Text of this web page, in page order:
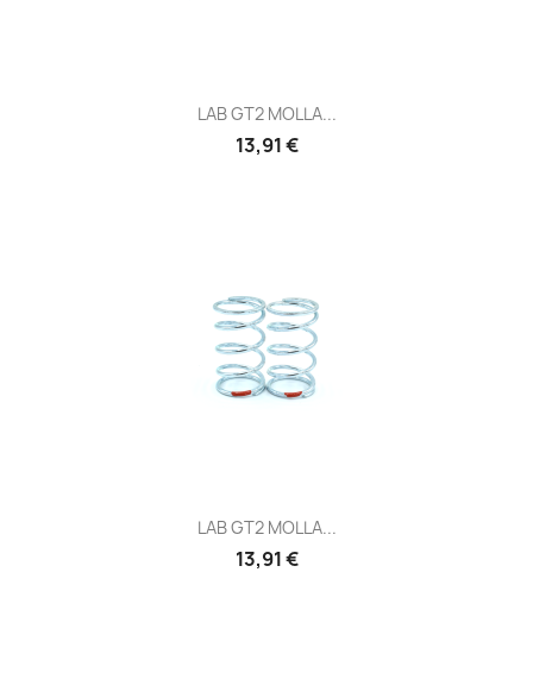
LAB GT2 MOLLA...
Prezzo
13,91 €
LAB GT2 MOLLA...
Prezzo
13,91 €